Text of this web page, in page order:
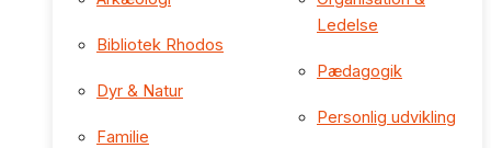
Bibliotek Rhodos
Dyr & Natur
Familie
Ledelse
Pædagogik
Personlig udvikling